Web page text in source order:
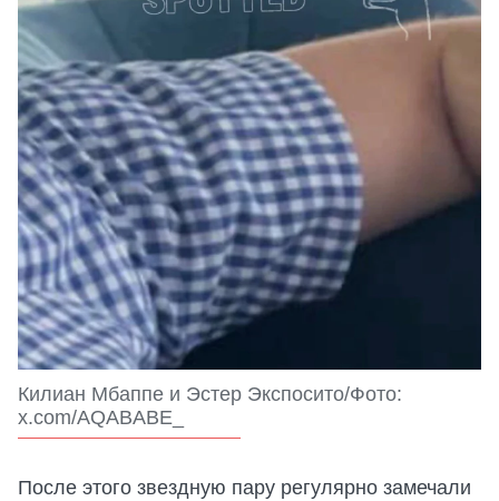
Килиан Мбаппе и Эстер Экспосито/Фото:
x.com/AQABABE_
После этого звездную пару регулярно замечали